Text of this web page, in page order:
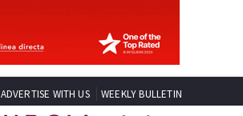
ADVERTISE WITH US WEEKLY BULLETIN